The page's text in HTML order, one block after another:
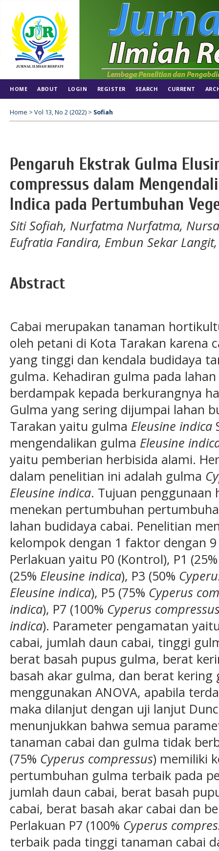
HOME ABOUT LOGIN REGISTER SEARCH CURRENT
Home > Vol 13, No 2 (2022) > Sofiah
Pengaruh Ekstrak Gulma
compressus dalam
Indica pada Pertumbuhan
Siti Sofiah, Nurfatma Nurfatma,
Eufratia Fandira, Embun Sekar
Abstract
Cabai merupakan tanaman
oleh petani di Kota Tarakan karena
yang tinggi dan kendala budidaya
gulma. Kehadiran gulma pada
berdampak kepada berkurangnya
Gulma yang sering dijumpai lahan
Tarakan yaitu gulma Eleusine indica
mengendalikan gulma Eleusine
yaitu pemberian herbisida alami.
dalam penelitian ini adalah gulma
Eleusine indica. Tujuan
menekan pertumbuhan
lahan budidaya cabai. Penelitian
kelompok dengan 1 faktor dengan
Perlakuan yaitu P0 (Kontrol), P1
(25% Eleusine indica), P3 (50%
Eleusine indica), P5 (75% Cyperus
indica), P7 (100% Cyperus
indica). Parameter pengamatan
cabai, jumlah daun cabai, tinggi
berat basah pupus gulma, berat
basah akar gulma, dan berat kering
menggunakan ANOVA, apabila
maka dilanjut dengan uji lanjut
menunjukkan bahwa semua
tanaman cabai dan gulma tidak
(75% Cyperus compressus) memiliki
pertumbuhan gulma terbaik pada
jumlah daun cabai, berat basah
cabai, berat basah akar cabai dan
Perlakuan P7 (100% Cyperus
terbaik pada tinggi tanaman cabai